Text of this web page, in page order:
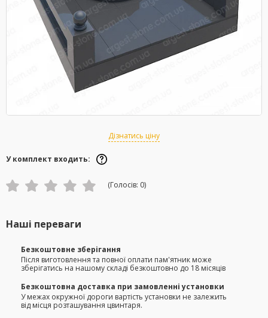
Дізнатись ціну
У комплект входить:
(Голосів: 0)
Наші переваги
Безкоштовне зберігання
Після виготовлення та повної оплати пам'ятник може
зберігатись на нашому складі безкоштовно до 18 місяців
Безкоштовна доставка при замовленні установки
У межах окружної дороги вартість установки не залежить
від місця розташування цвинтаря.